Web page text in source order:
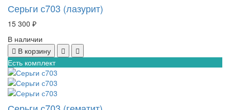
Серьги с703 (лазурит)
15 300 ₽
В наличии
В корзину
Есть комплект